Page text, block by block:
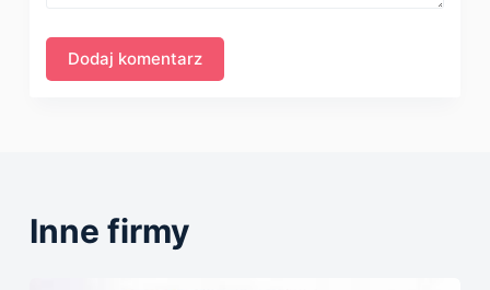
Inne firmy